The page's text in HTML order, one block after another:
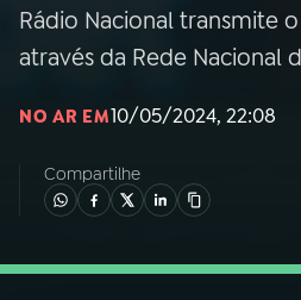
03PROGRAMAÇÃO
05PODCASTS
Rádio Nacional transmite
através da Rede Nacional
NO AR EM10/05/2024, 22:08
Compartilhe